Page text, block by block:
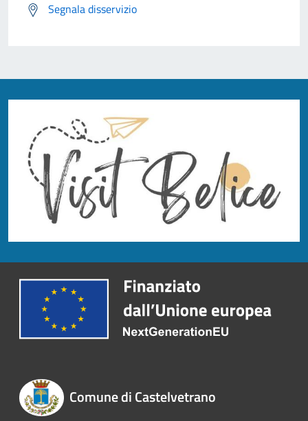
Segnala disservizio
Comune di Castelvetrano